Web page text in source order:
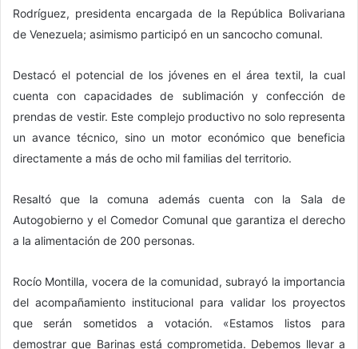
Rodríguez, presidenta encargada de la República Bolivariana
de Venezuela; asimismo participó en un sancocho comunal.
​Destacó el potencial de los jóvenes en el área textil, la cual
cuenta con capacidades de sublimación y confección de
prendas de vestir. Este complejo productivo no solo representa
un avance técnico, sino un motor económico que beneficia
directamente a más de ocho mil familias del territorio.
Resaltó que la comuna además cuenta con la Sala ​de
Autogobierno y el Comedor Comunal que garantiza el derecho
a la alimentación de 200 personas.
​Rocío Montilla, vocera de la comunidad, subrayó la importancia
del acompañamiento institucional para validar los proyectos
que serán sometidos a votación. «Estamos listos para
demostrar que Barinas está comprometida. Debemos llevar a